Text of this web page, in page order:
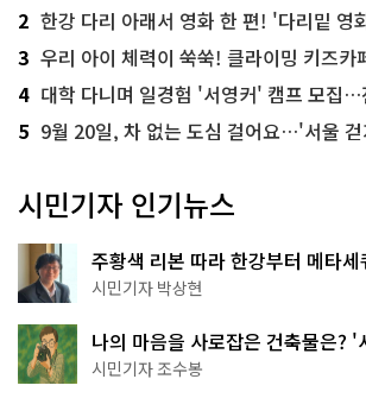
2 한강 다리 아래서 영화 한 편! '다리밑 영
3 우리 아이 체력이 쑥쑥! 클라이밍 키즈카
4 대학 다니며 일경험 '서영커' 캠프 모집…
5 9월 20일, 차 없는 도심 걸어요…'서울 걷자 페스
시민기자 인기뉴스
주황색 리본 따라 한강부터 메타
서울둘레길 15코스
시민기자 박상현
나의 마음을 사로잡은 건축물은?
상작 공개!
시민기자 조수봉